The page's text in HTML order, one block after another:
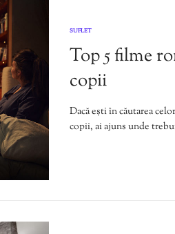
SUFLET
Top 5 filme
copii
Dacă ești în căutarea
copii, ai ajuns unde